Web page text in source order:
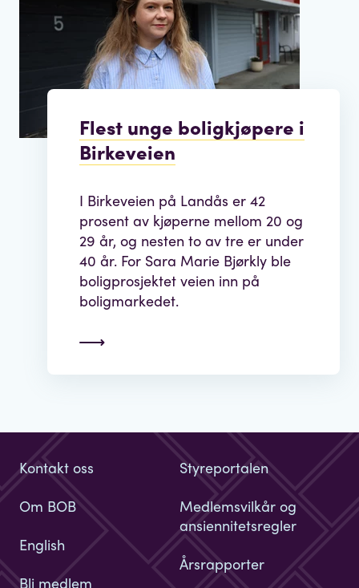
Flest unge boligkjøpere i
Birkeveien
I Birkeveien på Landås er 42
prosent av kjøperne mellom 20 og
29 år, og nesten to av tre er under
40 år. For Sara Marie Bjørkly ble
boligprosjektet veien inn på
boligmarkedet.
Kontakt oss
Om BOB
English
Bli medlem
Styreportalen
Medlemsvilkår og
ansiennitetsregler
Årsrapporter